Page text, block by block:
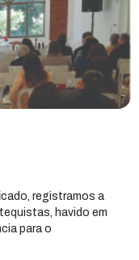
registramos a
havido em
para o